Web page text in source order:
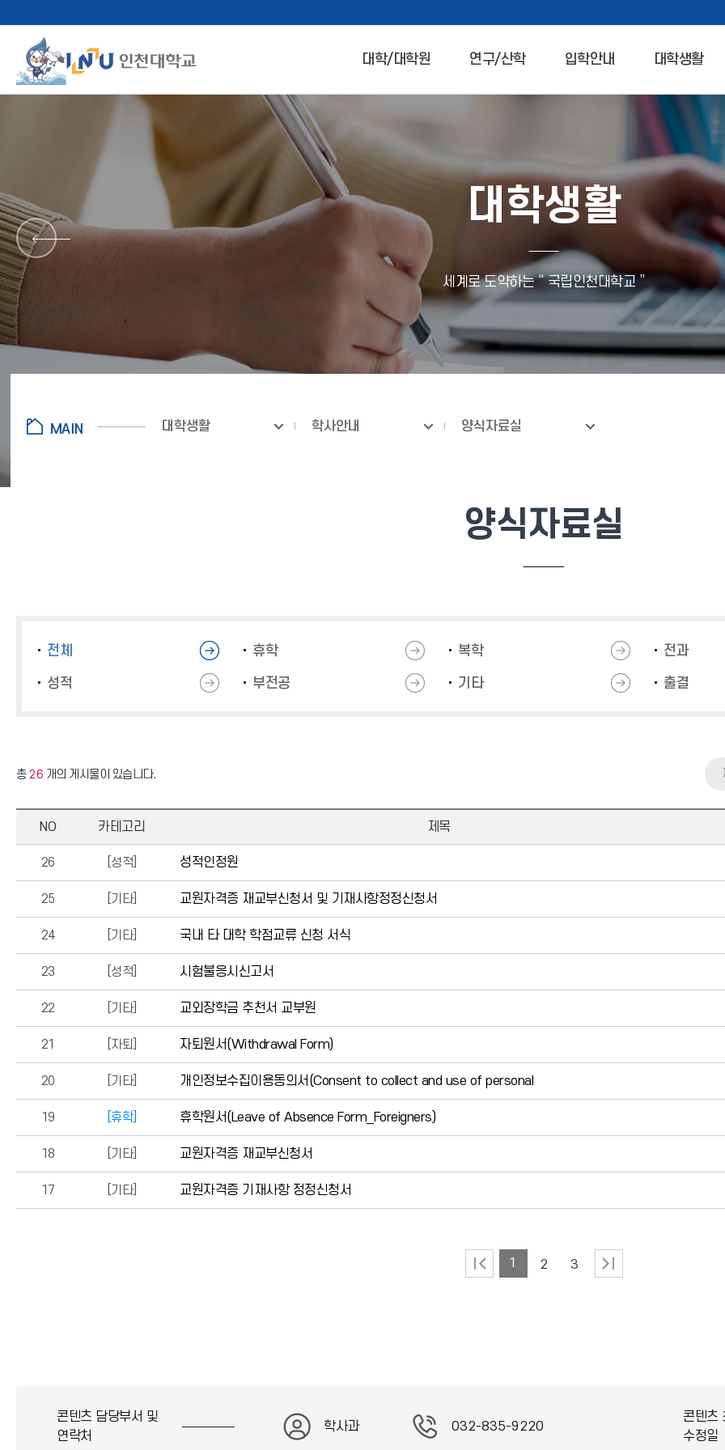
대학/대학원 연구/산학 입학안내 대학생활
대학생활
세계로 도약하는 “ 국립인천대학교 ”
대학생활 학사안내 양식자료실
양식자료실
전체 휴학 복학 전과
성적 부전공 기타 출결
총26 개의 게시물이 있습니다.
NO 카테고리 제목
26 [성적] 성적인정원
25 [기타] 교원자격증 재교부신청서 및 기재사항정정신청서
24 [기타] 국내 타 대학 학점교류 신청 서식
23 [성적] 시험불응시신고서
22 [기타] 교외장학금 추천서 교부원
21 [자퇴] 자퇴원서(Withdrawal Form)
20 [기타] 개인정보수집이용동의서(Consent to collect and use of personal
19 [휴학] 휴학원서(Leave of Absence Form_Foreigners)
18 [기타] 교원자격증 재교부신청서
17 [기타] 교원자격증 기재사항 정정신청서
1 2 3
콘텐츠 담당부서 및
연락처
학사과 032-835-9220
콘텐츠
수정일